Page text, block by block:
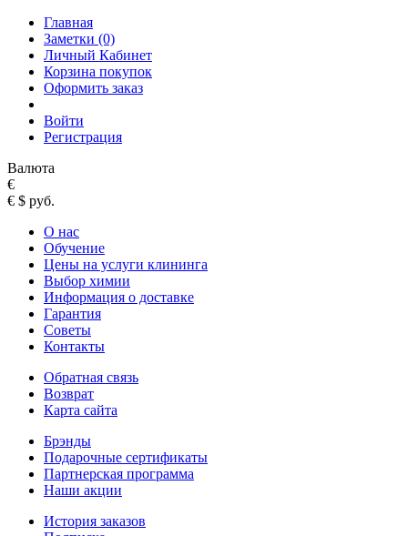
Главная
Заметки (0)
Личный Кабинет
Корзина покупок
Оформить заказ
Войти
Регистрация
Валюта
€
€ $ руб.
О нас
Обучение
Цены на услуги клининга
Выбор химии
Информация о доставке
Гарантия
Советы
Контакты
Обратная связь
Возврат
Карта сайта
Брэнды
Подарочные сертификаты
Партнерская программа
Наши акции
История заказов